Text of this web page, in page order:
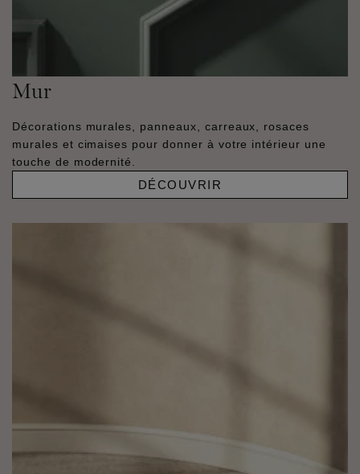
Mur
Décorations murales, panneaux, carreaux, rosaces
murales et cimaises pour donner à votre intérieur une
touche de modernité.
DÉCOUVRIR